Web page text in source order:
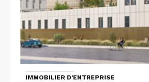
IMMOBILIER D'ENTREPRISE